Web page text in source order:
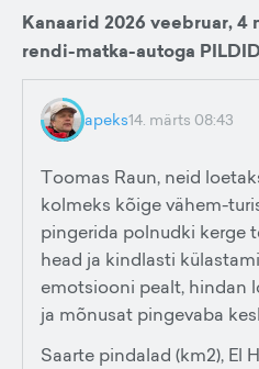
Kanaarid 2026 veebruar, 4
rendi-matka-autoga PILDID
apeks14. märts 08:43
Toomas Raun, neid
kolmeks kõige vähem-
pingerida polnudki kerge
head ja kindlasti
emotsiooni pealt, hindan
ja mõnusat pingevaba
Saarte pindalad (km2), El